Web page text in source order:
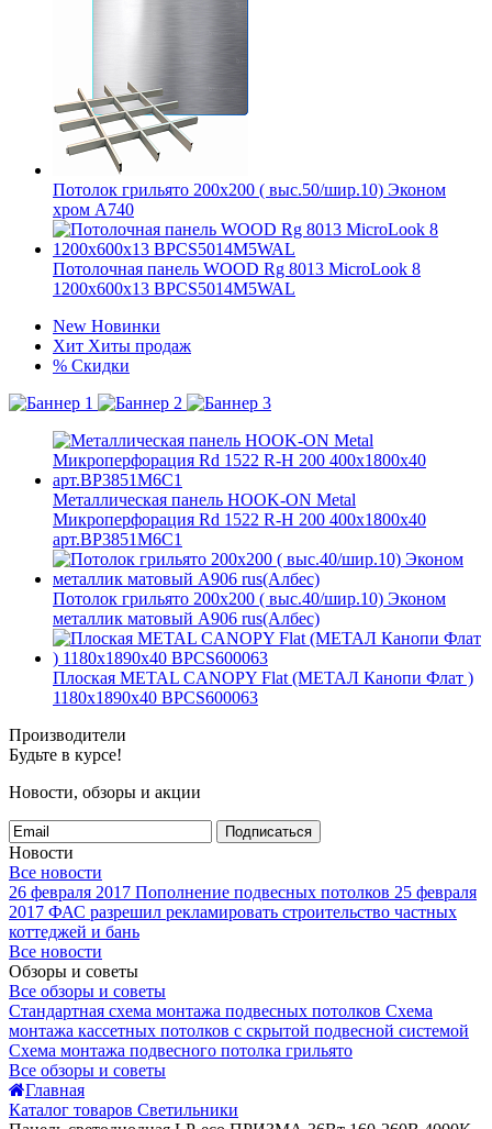
Потолок грильято 200х200 ( выс.50/шир.10) Эконом
хром А740
Потолочная панель WOOD Rg 8013 MicroLook 8
1200x600x13 BPCS5014M5WAL
New Новинки
Хит Хиты продаж
% Скидки
Металлическая панель HOOK-ON Metal
Микроперфорация Rd 1522 R-H 200 400x1800x40
арт.BP3851M6C1
Потолок грильято 200х200 ( выс.40/шир.10) Эконом
металлик матовый А906 rus(Албес)
Плоская METAL CANOPY Flat (МЕТАЛ Канопи Флат )
1180x1890x40 BPCS600063
Производители
Будьте в курсе!
Новости, обзоры и акции
Подписаться
Новости
Все новости
26 февраля 2017 Пополнение подвесных потолков 25 февраля
2017 ФАС разрешил рекламировать строительство частных
коттеджей и бань
Все новости
Обзоры и советы
Все обзоры и советы
Стандартная схема монтажа подвесных потолков Схема
монтажа кассетных потолков с скрытой подвесной системой
Схема монтажа подвесного потолка грильято
Все обзоры и советы
Главная
Каталог товаров Светильники